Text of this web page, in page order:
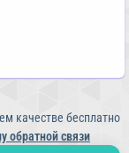
качестве бесплатно
обратной связи